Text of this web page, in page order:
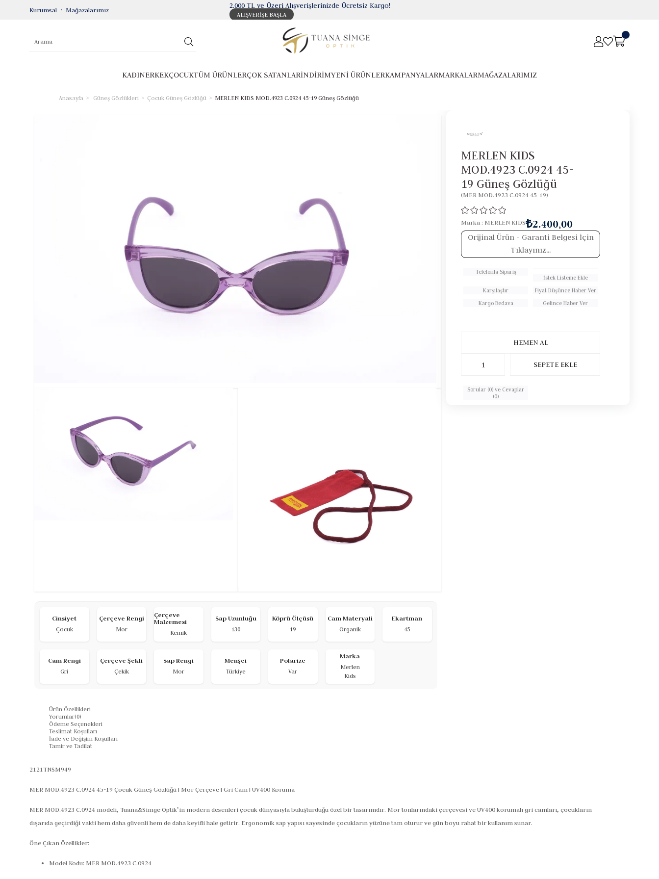
Kurumsal Mağazalarımız 2.000 TL ve Üzeri Alışverişlerinizde Ücretsiz Kargo!
ALIŞVERİŞE BAŞLA
KADINERKEKÇOCUKTÜM ÜRÜNLERÇOK SATANLARİNDİRİMYENİ ÜRÜNLERKAMPANYALARMARKALARMAĞAZALARIMIZ
Anasayfa Güneş Gözlükleri Çocuk Güneş Gözlüğü MERLEN KIDS MOD.4923 C.0924 45-19 Güneş Gözlüğü
Cinsiyet
Çocuk
Çerçeve Rengi
Mor
Çerçeve
Malzemesi
Kemik
Sap Uzunluğu
130
Köprü Ölçüsü
19
Cam Materyali
Organik
Ekartman
45
Cam Rengi
Gri
Çerçeve Şekli
Çekik
Sap Rengi
Mor
Menşei
Türkiye
Polarize
Var
Marka
Merlen
Kids
MERLEN KIDS
MOD.4923 C.0924 45-
19 Güneş Gözlüğü
(MER MOD.4923 C.0924 45-19)
Marka : MERLEN KIDS₺2.400,00
Orijinal Ürün - Garanti Belgesi İçin
Tıklayınız...
Telefonla Sipariş
İstek Listeme Ekle
Karşılaştır
Fiyat Düşünce Haber Ver
Kargo Bedava
Gelince Haber Ver
Sorular (0) ve Cevaplar
(0)
Ürün Özellikleri
Yorumlar(0)
Ödeme Seçenekleri
Teslimat Koşulları
İade ve Değişim Koşulları
Tamir ve Tadilat
2121TNSM949
MER MOD.4923 C.0924 45-19 Çocuk Güneş Gözlüğü | Mor Çerçeve | Gri Cam | UV400 Koruma
MER MOD.4923 C.0924 modeli, Tuana&Simge Optik’in modern desenleri çocuk dünyasıyla buluşturduğu özel bir tasarımdır. Mor tonlarındaki çerçevesi ve UV400 korumalı gri camları, çocukların
dışarıda geçirdiği vakti hem daha güvenli hem de daha keyifli hale getirir. Ergonomik sap yapısı sayesinde çocukların yüzüne tam oturur ve gün boyu rahat bir kullanım sunar.
Öne Çıkan Özellikler:
Model Kodu: MER MOD.4923 C.0924